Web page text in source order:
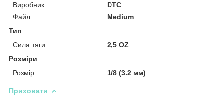
Виробник
DTC
Файл
Medium
Тип
Сила тяги
2,5 OZ
Розміри
Розмір
1/8 (3.2 мм)
Приховати